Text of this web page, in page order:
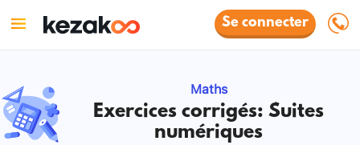
Se connecter
Maths
Exercices corrigés: Suites
numériques